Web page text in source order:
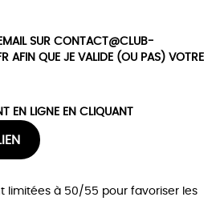
SUR CONTACT@CLUB-
AFIN QUE JE VALIDE (OU PAS) VOTRE
EN LIGNE EN CLIQUANT
limitées à 50/55 pour favoriser les